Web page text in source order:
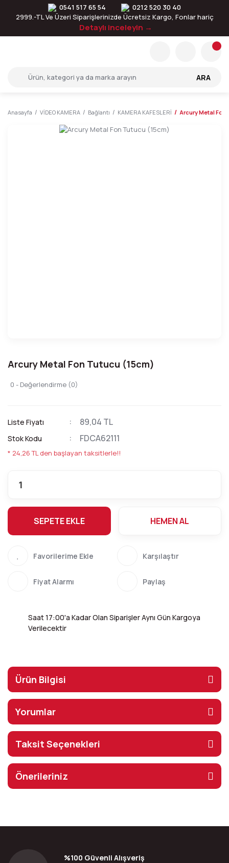
0541 517 65 54
0212 520 30 40
2999.-TL Ve Üzeri Siparişlerinizde Ücretsiz Kargo, Fonlar hariç
Detaylı inceleyin →
ARA
Anasayfa VİDEO KAMERA Bağlantı KAMERA KAFESLERİ Arcury Metal Fon
Arcury Metal Fon Tutucu (15cm)
0 - Değerlendirme (0)
Liste Fiyatı 89,04 TL
Stok Kodu FDCA62111
* 24,26 TL den başlayan taksitlerle!!
SEPETE EKLE HEMEN AL
Karşılaştır
Fiyat Alarmı Paylaş
Saat 17:00'a Kadar Olan Siparişler Aynı Gün Kargoya
Verilecektir
Ürün Bilgisi
Yorumlar
Taksit Seçenekleri
Önerileriniz
%100 Güvenli Alışveriş